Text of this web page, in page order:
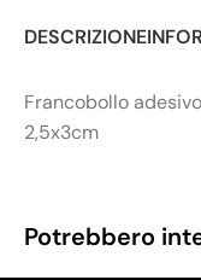
DESCRIZIONE
Francobollo
2,5x3cm
Potrebbero